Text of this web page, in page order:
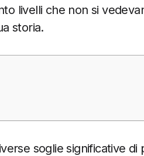
livelli che non si
storia.
soglie significative